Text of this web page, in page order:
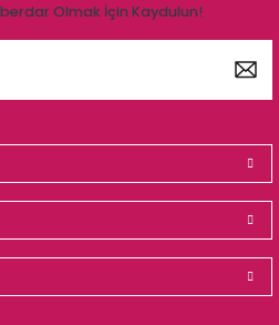
Olmak İçin Kaydulun!